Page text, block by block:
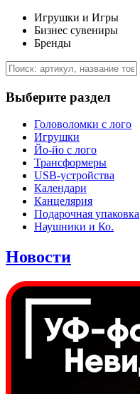
Игрушки и Игры
Бизнес сувениры
Бренды
Выберите раздел
Головоломки с лого
Игрушки
Йо-йо с лого
Трансформеры
USB-устройства
Календари
Канцелярия
Подарочная упаковка
Наушники и Ко.
Новости